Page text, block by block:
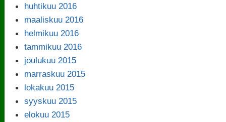
huhtikuu 2016
maaliskuu 2016
helmikuu 2016
tammikuu 2016
joulukuu 2015
marraskuu 2015
lokakuu 2015
syyskuu 2015
elokuu 2015